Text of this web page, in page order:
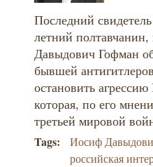
Последний
летний
Давыдович Гофман
бывшей
остановить
которая, по его
третьей мировой
Tags:
Иосиф
российская